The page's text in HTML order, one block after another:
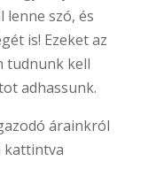
szó, és
is! Ezeket az
tudnunk kell
adhassunk.
árainkról
kattintva